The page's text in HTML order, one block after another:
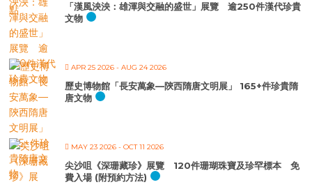
「漢風泱泱：雄渾與交融的盛世」展覽 逾250件漢代珍貴
文物
APR 25 2026 - AUG 24 2026
歷史博物館「長安萬象—陝西隋唐文明展」 165+件珍貴隋
唐文物
MAY 23 2026 - OCT 11 2026
尖沙咀《深珊藏珍》展覽 120件珊瑚珠寶及珍罕標本 免
費入場 (附預約方法)